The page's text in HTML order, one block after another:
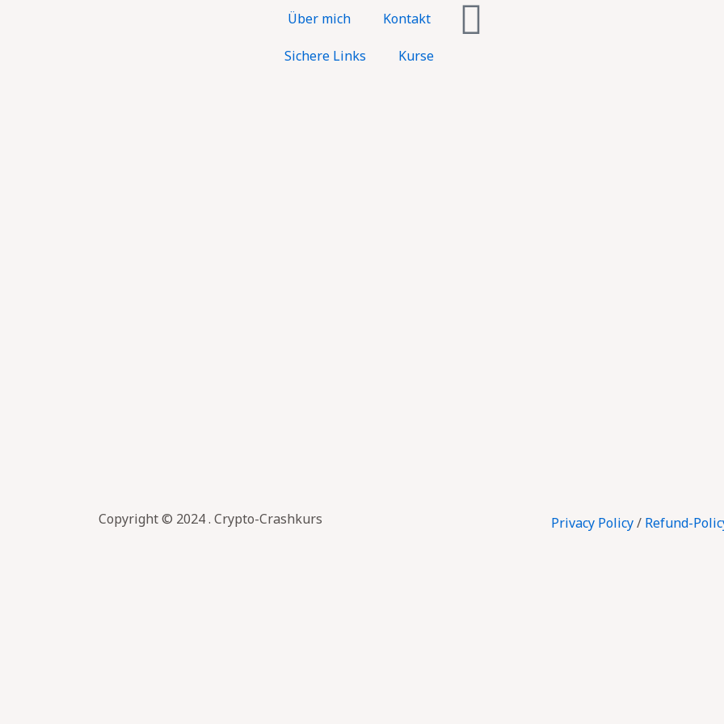
Über mich Kontakt
Sichere Links Kurse
Copyright © 2024 . Crypto-Crashkurs Privacy Policy/ Refund-